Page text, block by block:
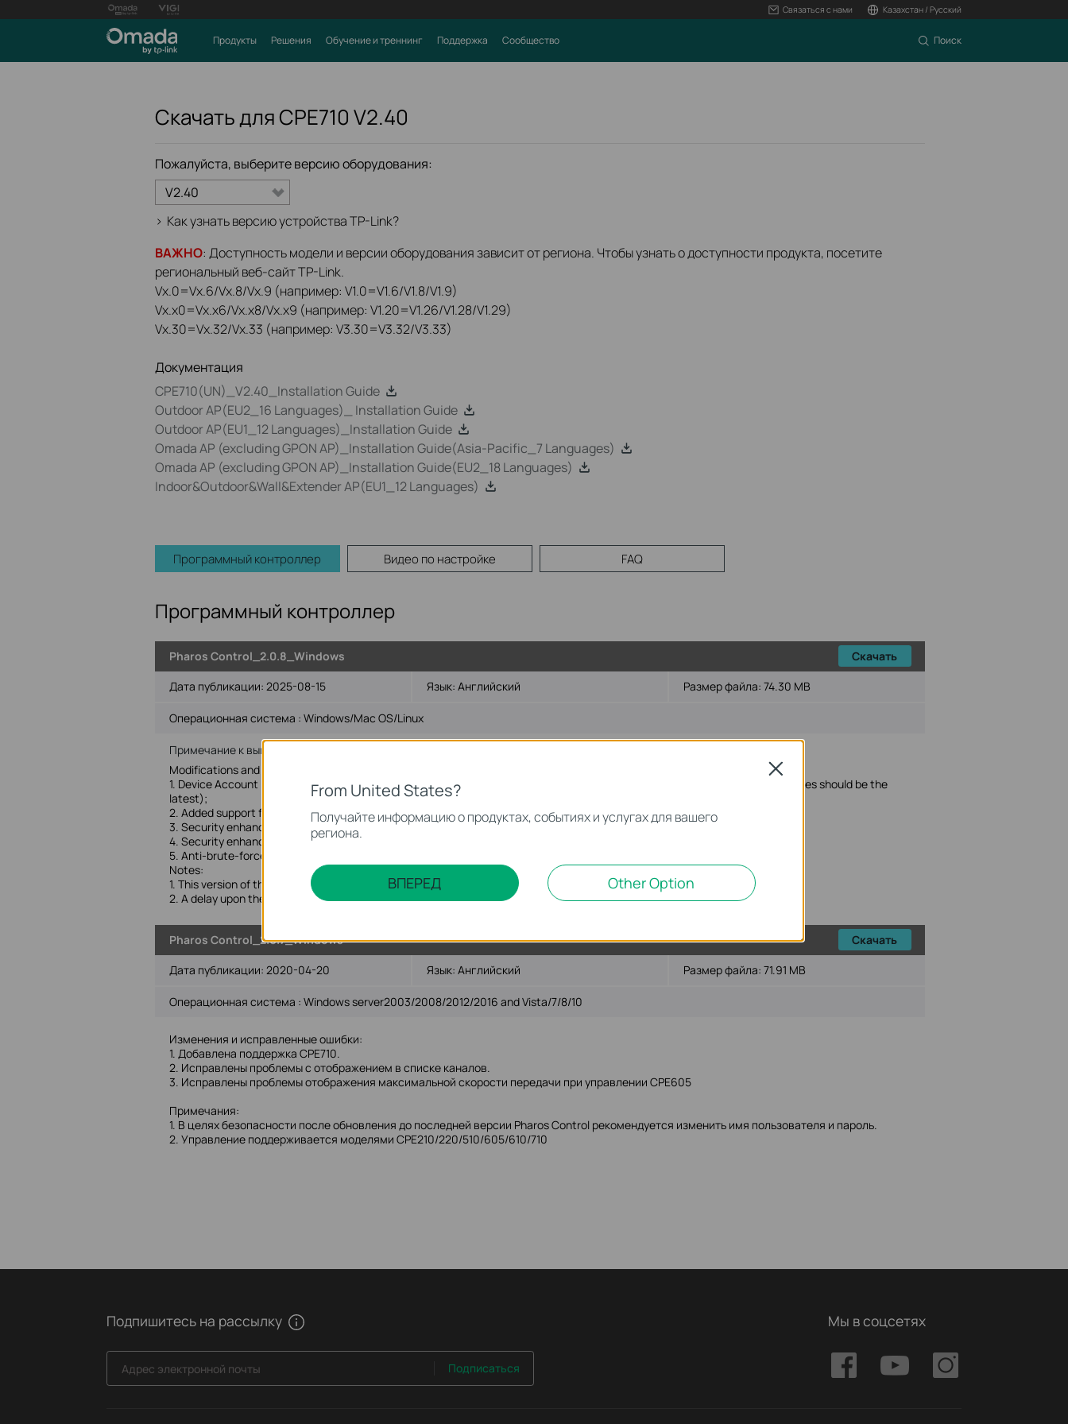
Связаться с нами Казахстан / Русский
Продукты Решения Обучение и треннинг Поддержка Сообщество Поиск
Скачать дляCPE710V2.40
Пожалуйста, выберите версию оборудования:
V2.40
> Как узнать версию устройства TP-Link?
ВАЖНО: Доступность модели и версии оборудования зависит от региона. Чтобы узнать о доступности продукта, посетите
региональный веб-сайт TP-Link.
Vx.0=Vx.6/Vx.8/Vx.9 (например: V1.0=V1.6/V1.8/V1.9)
Vx.x0=Vx.x6/Vx.x8/Vx.x9 (например: V1.20=V1.26/V1.28/V1.29)
Vx.30=Vx.32/Vx.33 (например: V3.30=V3.32/V3.33)
Документация
CPE710(UN)_V2.40_Installation Guide
Outdoor AP(EU2_16 Languages)_ Installation Guide
Outdoor AP(EU1_12 Languages)_Installation Guide
Omada AP (excluding GPON AP)_Installation Guide(Asia-Pacific_7 Languages)
Omada AP (excluding GPON AP)_Installation Guide(EU2_18 Languages)
Indoor&Outdoor&Wall&Extender AP(EU1_12 Languages)
Программный контроллер Видео по настройке FAQ
Программный контроллер
Pharos Control_2.0.8_Windows
Скачать
Дата публикации: 2025-08-15 Язык: Английский Размер файла: 74.30 MB
Операционная система : Windows/Mac OS/Linux
Примечание к выпуску >
Modifications and Bug Fixes:
1. Device Account Feature added: Automatically set the usernames and passwords for devices adopted (firmware of the devices should be the
latest);
2. Added support for Google Map Token;
3. Security enhanced as a certificate will be created when new version starts for the first time;
4. Security enhanced as password rule verification will be initiated every time the password is set or changed;
5. Anti-brute-force protection introduced as accounts will be locked after consecutive failed adopting or login attempts;
Notes:
1. This version of the firmware has enhanced overall security.
2. A delay upon the first startup after upgrading may be observed.
Pharos Control_2.0.7_Windows
Скачать
Дата публикации: 2020-04-20 Язык: Английский Размер файла: 71.91 MB
Операционная система : Windows server2003/2008/2012/2016 and Vista/7/8/10
Изменения и исправленные ошибки:
1. Добавлена поддержка CPE710.
2. Исправлены проблемы с отображением в списке каналов.
3. Исправлены проблемы отображения максимальной скорости передачи при управлении CPE605
Примечания:
1. В целях безопасности после обновления до последней версии Pharos Control рекомендуется изменить имя пользователя и пароль.
2. Управление поддерживается моделями CPE210/220/510/605/610/710
Подпишитесь на рассылку
Адрес электронной почты Подписаться
Мы в соцсетях
From United States?
Получайте информацию о продуктах, событиях и услугах для вашего
региона.
ВПЕРЕД Other Option
Close